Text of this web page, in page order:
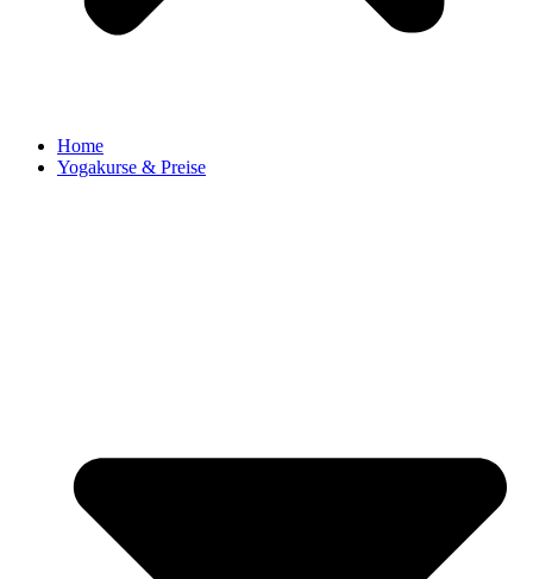
Home
Yogakurse & Preise